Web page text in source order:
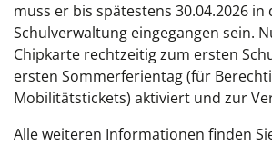
muss er bis spätestens 30.04.2026 in
Schulverwaltung eingegangen sein.
Chipkarte rechtzeitig zum ersten
ersten Sommerferientag (für
Mobilitätstickets) aktiviert und zur
Alle weiteren Informationen finden